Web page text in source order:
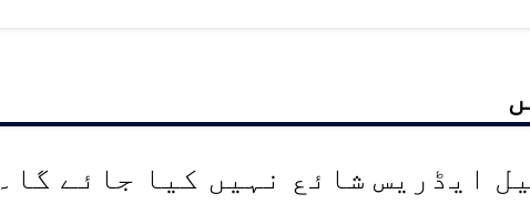
ایڈریس شائع نہیں کیا جائے گا۔